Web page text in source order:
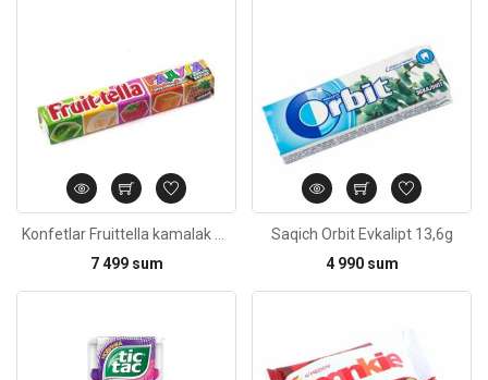
7 499 sum
Saqich Orbit Evkalipt 13,6g
4 990 sum